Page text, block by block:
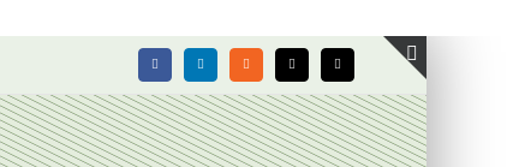
FacebookLinkedIn Rss X Email
Toggle
area
barra